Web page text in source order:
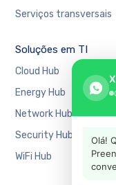
Serviços transversais
Soluções em TI
Cloud Hub
Energy Hub
Network Hub
Security Hub
WiFi Hub
Olá!